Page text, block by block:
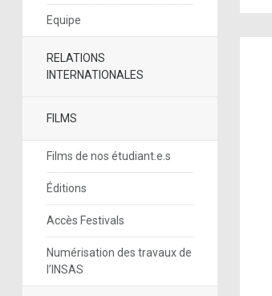
Equipe
RELATIONS
INTERNATIONALES
FILMS
Films de nos étudiant.e.s
Éditions
Accès Festivals
Numérisation des travaux de
l’INSAS